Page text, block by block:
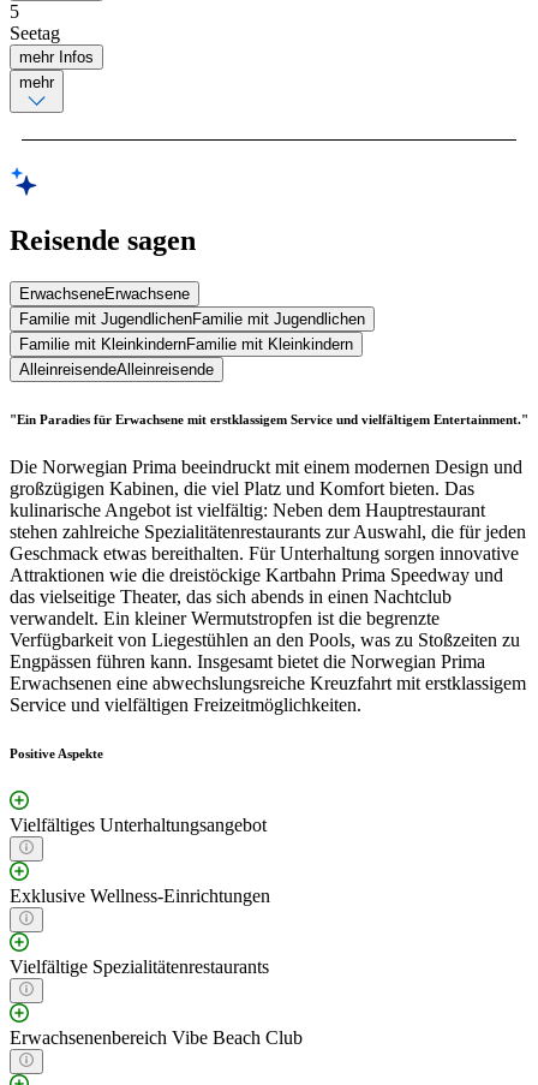
5
Seetag
mehr Infos
mehr
Reisende sagen
ErwachseneErwachsene
Familie mit JugendlichenFamilie mit Jugendlichen
Familie mit KleinkindernFamilie mit Kleinkindern
AlleinreisendeAlleinreisende
"Ein Paradies für Erwachsene mit erstklassigem Service und vielfältigem Entertainment."
Die Norwegian Prima beeindruckt mit einem modernen Design und
großzügigen Kabinen, die viel Platz und Komfort bieten. Das
kulinarische Angebot ist vielfältig: Neben dem Hauptrestaurant
stehen zahlreiche Spezialitätenrestaurants zur Auswahl, die für jeden
Geschmack etwas bereithalten. Für Unterhaltung sorgen innovative
Attraktionen wie die dreistöckige Kartbahn Prima Speedway und
das vielseitige Theater, das sich abends in einen Nachtclub
verwandelt. Ein kleiner Wermutstropfen ist die begrenzte
Verfügbarkeit von Liegestühlen an den Pools, was zu Stoßzeiten zu
Engpässen führen kann. Insgesamt bietet die Norwegian Prima
Erwachsenen eine abwechslungsreiche Kreuzfahrt mit erstklassigem
Service und vielfältigen Freizeitmöglichkeiten.
Positive Aspekte
Vielfältiges Unterhaltungsangebot
Exklusive Wellness-Einrichtungen
Vielfältige Spezialitätenrestaurants
Erwachsenenbereich Vibe Beach Club